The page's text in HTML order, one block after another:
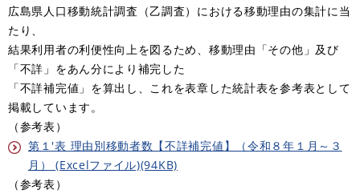
広島県人口移動統計調査（乙調査）における移動理由の集計に当
たり、
結果利用者の利便性向上を図るため、移動理由「その他」及び
「不詳」をあん分により補完した
「不詳補完値」を算出し、これを表章した統計表を参考表として
掲載しています。
（参考表）
第１'表 理由別移動者数【不詳補完値】（令和８年１月～３
月） (Excelファイル)(94KB)
（参考表）